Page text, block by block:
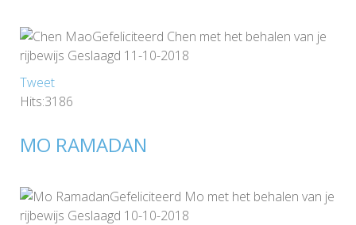
Gefeliciteerd Chen met het behalen van je
rijbewijs Geslaagd 11-10-2018
Tweet
Hits:3186
MO RAMADAN
Gefeliciteerd Mo met het behalen van je
rijbewijs Geslaagd 10-10-2018